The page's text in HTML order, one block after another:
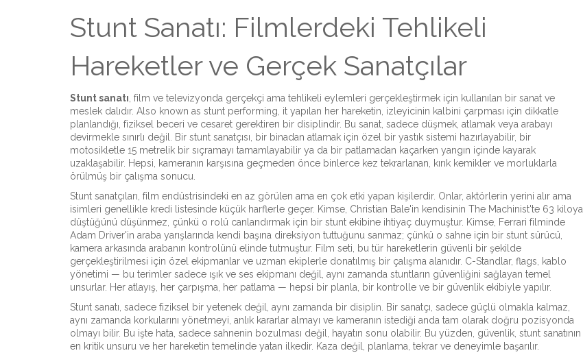
Stunt Sanatı: Filmlerdeki Tehlikeli
Hareketler ve Gerçek Sanatçılar
Stunt sanatı film ve televizyonda gerçekçi ama tehlikeli eylemleri gerçekleştirmek için kullanılan bir sanat ve
meslek dalıdır. Also known as stunt performing , it yapılan her hareketin, izleyicinin kalbini çarpması için dikkatle
planlandığı, fiziksel beceri ve cesaret gerektiren bir disiplindir. Bu sanat, sadece düşmek, atlamak veya arabayı
devirmekle sınırlı değil. Bir stunt sanatçısı, bir binadan atlamak için özel bir yastık sistemi hazırlayabilir, bir
motosikletle 15 metrelik bir sıçramayı tamamlayabilir ya da bir patlamadan kaçarken yangın içinde kayarak
uzaklaşabilir. Hepsi, kameranın karşısına geçmeden önce binlerce kez tekrarlanan, kırık kemikler ve morluklarla
örülmüş bir çalışma sonucu.
Stunt sanatçıları film endüstrisindeki en az görülen ama en çok etki yapan kişilerdir. Onlar, aktörlerin yerini alır ama
isimleri genellikle kredi listesinde küçük harflerle geçer. Kimse, Christian Bale'in kendisinin The Machinist'te 63 kiloya
düştüğünü düşünmez, çünkü o rolü canlandırmak için bir stunt ekibine ihtiyaç duymuştur. Kimse, Ferrari filminde
Adam Driver'in araba yarışlarında kendi başına direksiyon tuttuğunu sanmaz; çünkü o sahne için bir stunt sürücü,
kamera arkasında arabanın kontrolünü elinde tutmuştur. Film seti
bu tür hareketlerin güvenli bir şekilde
gerçekleştirilmesi için özel ekipmanlar ve uzman ekiplerle donatılmış bir çalışma alanıdır. C-Standlar, flags, kablo
yönetimi — bu terimler sadece ışık ve ses ekipmanı değil, aynı zamanda stuntların güvenliğini sağlayan temel
unsurlar. Her atlayış, her çarpışma, her patlama — hepsi bir planla, bir kontrolle ve bir güvenlik ekibiyle yapılır.
Stunt sanatı, sadece fiziksel bir yetenek değil, aynı zamanda bir disiplin. Bir sanatçı, sadece güçlü olmakla kalmaz,
aynı zamanda korkularını yönetmeyi, anlık kararlar almayı ve kameranın istediği anda tam olarak doğru pozisyonda
olmayı bilir. Bu işte hata, sadece sahnenin bozulması değil, hayatın sonu olabilir. Bu yüzden, güvenlik stunt sanatının
en kritik unsuru ve her hareketin temelinde yatan ilkedir. Kaza değil, planlama, tekrar ve deneyimle başarılır.